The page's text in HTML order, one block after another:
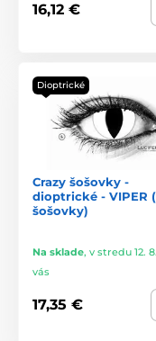
16,12 €
Dioptrické
Crazy šošovky -
dioptrické - VIPER
šošovky)
Na sklade, v stredu 12.
vás
17,35 €